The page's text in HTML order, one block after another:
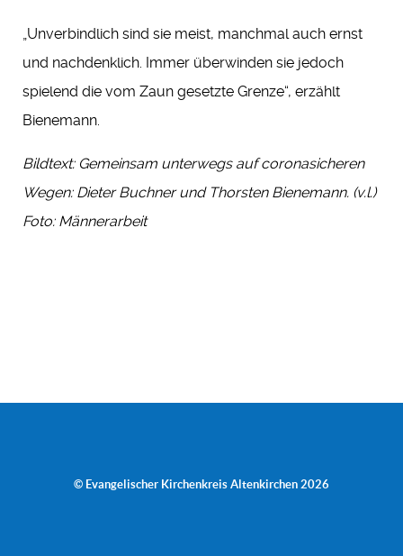
„Unverbindlich sind sie meist, manchmal auch ernst
und nachdenklich. Immer überwinden sie jedoch
spielend die vom Zaun gesetzte Grenze“, erzählt
Bienemann.
Bildtext: Gemeinsam unterwegs auf coronasicheren
Wegen: Dieter Buchner und Thorsten Bienemann. (v.l.)
Foto: Männerarbeit
© Evangelischer Kirchenkreis Altenkirchen 2026